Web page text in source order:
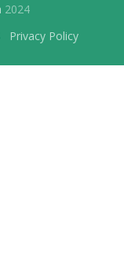
2024
Privacy Policy